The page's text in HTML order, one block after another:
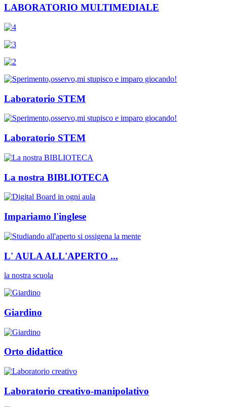
LABORATORIO MULTIMEDIALE
Laboratorio STEM
Laboratorio STEM
La nostra BIBLIOTECA
Impariamo l'inglese
L' AULA ALL'APERTO ...
la nostra scuola
Giardino
Orto didattico
Laboratorio creativo-manipolativo